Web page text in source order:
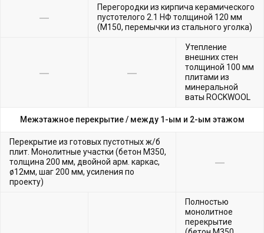
Перегородки из кирпича керамического
пустотелого 2.1 НФ толщиной 120 мм
(М150, перемычки из стального уголка)
Утепление
внешних стен
толщиной 100 мм
плитами из
минеральной
ваты ROCKWOOL
Межэтажное перекрытие / между 1-ым и 2-ым этажом
Перекрытие из готовых пустотных ж/б
плит. Монолитные участки (бетон М350,
толщина 200 мм, двойной арм. каркас,
ø12мм, шаг 200 мм, усиления по
проекту)
Полностью
монолитное
перекрытие